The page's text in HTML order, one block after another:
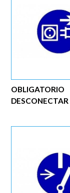
OBLIGATORIO
DESCONECTAR